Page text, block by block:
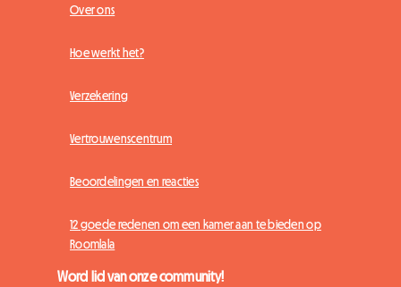
Over ons
Hoe werkt het?
Verzekering
Vertrouwenscentrum
Beoordelingen en reacties
12 goede redenen om een kamer aan te bieden op
Roomlala
Word lid van onze community!